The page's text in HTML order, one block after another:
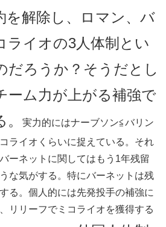
を解除し、ロマン、バ
ライオの3人体制とい
だろうか？そうだとし
ーム力が上がる補強で
実力的にはナーブソン≦バリン
ライオくらいに捉えている。それ
ーネットに関してはもう1年残留
な気がする。特にバーネットは残
る。個人的には先発投手の補強に
リリーフでミコライオを獲得する